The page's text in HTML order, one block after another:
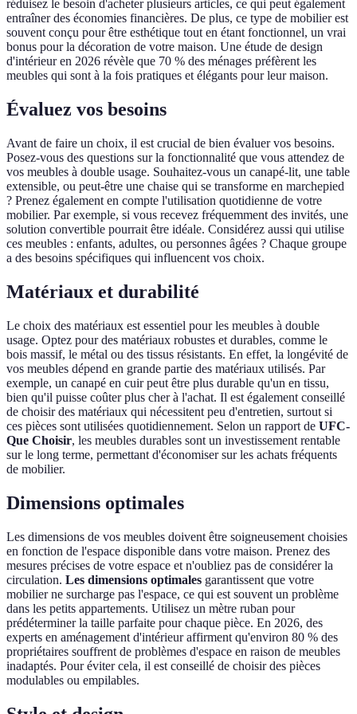
réduisez le besoin d'acheter plusieurs articles, ce qui peut également
entraîner des économies financières. De plus, ce type de mobilier est
souvent conçu pour être esthétique tout en étant fonctionnel, un vrai
bonus pour la décoration de votre maison. Une étude de design
d'intérieur en 2026 révèle que 70 % des ménages préfèrent les
meubles qui sont à la fois pratiques et élégants pour leur maison.
Évaluez vos besoins
Avant de faire un choix, il est crucial de bien évaluer vos besoins.
Posez-vous des questions sur la fonctionnalité que vous attendez de
vos meubles à double usage. Souhaitez-vous un canapé-lit, une table
extensible, ou peut-être une chaise qui se transforme en marchepied
? Prenez également en compte l'utilisation quotidienne de votre
mobilier. Par exemple, si vous recevez fréquemment des invités, une
solution convertible pourrait être idéale. Considérez aussi qui utilise
ces meubles : enfants, adultes, ou personnes âgées ? Chaque groupe
a des besoins spécifiques qui influencent vos choix.
Matériaux et durabilité
Le choix des matériaux est essentiel pour les meubles à double
usage. Optez pour des matériaux robustes et durables, comme le
bois massif, le métal ou des tissus résistants. En effet, la longévité de
vos meubles dépend en grande partie des matériaux utilisés. Par
exemple, un canapé en cuir peut être plus durable qu'un en tissu,
bien qu'il puisse coûter plus cher à l'achat. Il est également conseillé
de choisir des matériaux qui nécessitent peu d'entretien, surtout si
ces pièces sont utilisées quotidiennement. Selon un rapport de UFC-
Que Choisir, les meubles durables sont un investissement rentable
sur le long terme, permettant d'économiser sur les achats fréquents
de mobilier.
Dimensions optimales
Les dimensions de vos meubles doivent être soigneusement choisies
en fonction de l'espace disponible dans votre maison. Prenez des
mesures précises de votre espace et n'oubliez pas de considérer la
circulation. Les dimensions optimales garantissent que votre
mobilier ne surcharge pas l'espace, ce qui est souvent un problème
dans les petits appartements. Utilisez un mètre ruban pour
prédéterminer la taille parfaite pour chaque pièce. En 2026, des
experts en aménagement d'intérieur affirment qu'environ 80 % des
propriétaires souffrent de problèmes d'espace en raison de meubles
inadaptés. Pour éviter cela, il est conseillé de choisir des pièces
modulables ou empilables.